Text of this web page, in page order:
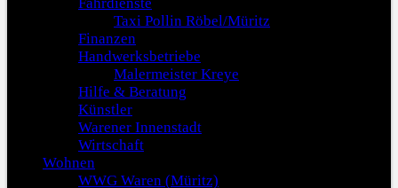
Taxi Pollin Röbel/Müritz
Finanzen
Handwerksbetriebe
Malermeister Kreye
Hilfe & Beratung
Künstler
Warener Innenstadt
Wirtschaft
Wohnen
WWG Waren (Müritz)